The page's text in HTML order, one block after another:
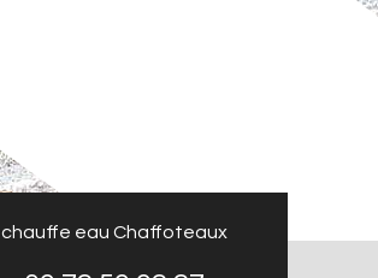
chauffe eau Chaffoteaux